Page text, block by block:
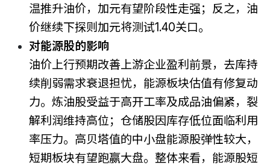
温推升油价，加元有望阶段性走强；反之，油
价继续下探则加元将测试1.40关口。
对能源股的影响
油价上行预期改善上游企业盈利前景，去库持
续削弱需求衰退担忧，能源板块估值有修复动
力。炼油股受益于高开工率及成品油偏紧，裂
解利润维持高位；仓储股因库存低位面临利用
率压力。高贝塔值的中小盘能源股弹性较大，
短期板块有望跑赢大盘。整体来看，能源股短